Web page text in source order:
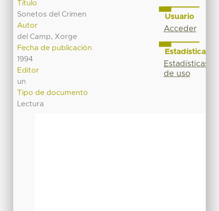
Título
Sonetos del Crimen
Autor
del Camp, Xorge
Fecha de publicación
1994
Editor
un
Tipo de documento
Lectura
Usuario
Acceder
Estadísticas
Estadísticas
de uso